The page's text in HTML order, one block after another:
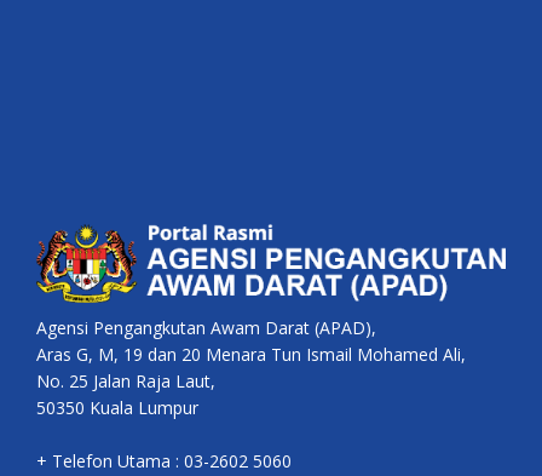
Agensi Pengangkutan Awam Darat (APAD),
Aras G, M, 19 dan 20 Menara Tun Ismail Mohamed Ali,
No. 25 Jalan Raja Laut,
50350 Kuala Lumpur
+ Telefon Utama : 03-2602 5060